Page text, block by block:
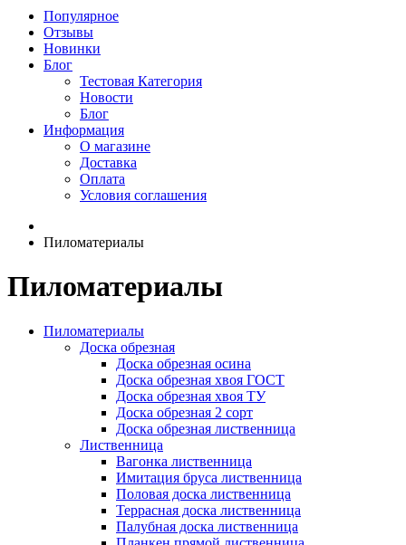
Популярное
Отзывы
Новинки
Блог
Тестовая Категория
Новости
Блог
Информация
О магазине
Доставка
Оплата
Условия соглашения
Пиломатериалы
Пиломатериалы
Пиломатериалы
Доска обрезная
Доска обрезная осина
Доска обрезная хвоя ГОСТ
Доска обрезная хвоя ТУ
Доска обрезная 2 сорт
Доска обрезная лиственница
Лиственница
Вагонка лиственница
Имитация бруса лиственница
Половая доска лиственница
Террасная доска лиственница
Палубная доска лиственница